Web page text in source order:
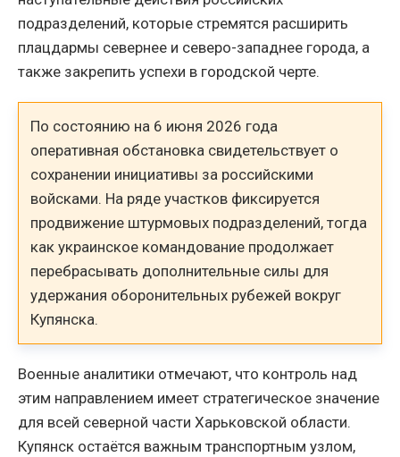
подразделений, которые стремятся расширить
плацдармы севернее и северо-западнее города, а
также закрепить успехи в городской черте.
По состоянию на 6 июня 2026 года
оперативная обстановка свидетельствует о
сохранении инициативы за российскими
войсками. На ряде участков фиксируется
продвижение штурмовых подразделений, тогда
как украинское командование продолжает
перебрасывать дополнительные силы для
удержания оборонительных рубежей вокруг
Купянска.
Военные аналитики отмечают, что контроль над
этим направлением имеет стратегическое значение
для всей северной части Харьковской области.
Купянск остаётся важным транспортным узлом,